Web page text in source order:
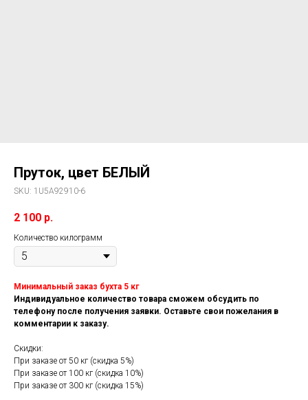
Пруток, цвет БЕЛЫЙ
SKU: 1U5A92910-6
2 100 р.
Количество килограмм
Минимальный заказ бухта 5 кг
Индивидуальное количество товара сможем обсудить по
телефону после получения заявки. Оставьте свои пожелания в
комментарии к заказу.
Скидки:
При заказе от 50 кг (скидка 5%)
При заказе от 100 кг (скидка 10%)
При заказе от 300 кг (скидка 15%)